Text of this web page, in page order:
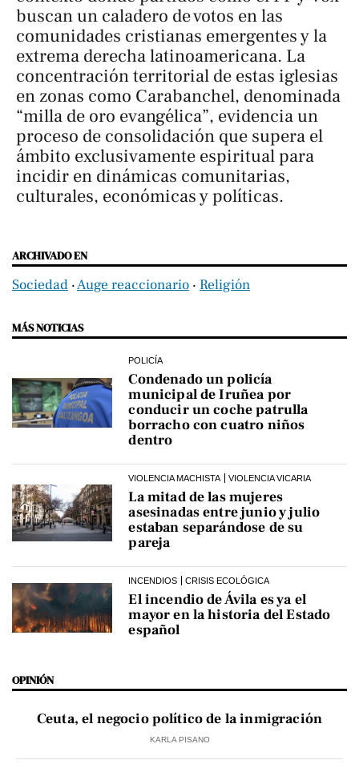
buscan un caladero de votos en las
comunidades cristianas emergentes y la
extrema derecha latinoamericana. La
concentración territorial de estas iglesias
en zonas como Carabanchel, denominada
“milla de oro evangélica”, evidencia un
proceso de consolidación que supera el
ámbito exclusivamente espiritual para
incidir en dinámicas comunitarias,
culturales, económicas y políticas.
ARCHIVADO EN
Sociedad ‧Auge reaccionario ‧ Religión
MÁS NOTICIAS
POLICÍA
Condenado un policía
municipal de Iruñea por
conducir un coche patrulla
borracho con cuatro niños
dentro
VIOLENCIA MACHISTA VIOLENCIA VICARIA
La mitad de las mujeres
asesinadas entre junio y julio
estaban separándose de su
pareja
INCENDIOS CRISIS ECOLÓGICA
El incendio de Ávila es ya el
mayor en la historia del Estado
español
OPINIÓN
Ceuta, el negocio político de la inmigración
KARLA PISANO